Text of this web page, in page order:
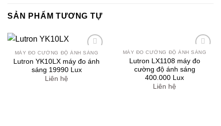
SẢN PHẨM TƯƠNG TỰ
thích
MÁY ĐO CƯỜNG ĐỘ ÁNH SÁNG
Lutron YK10LX máy đo ánh
sáng 19990 Lux
Liên hệ
thích
MÁY ĐO CƯỜNG ĐỘ ÁNH SÁNG
Lutron LX1108 máy đo
cường độ ánh sáng
400.000 Lux
Liên hệ